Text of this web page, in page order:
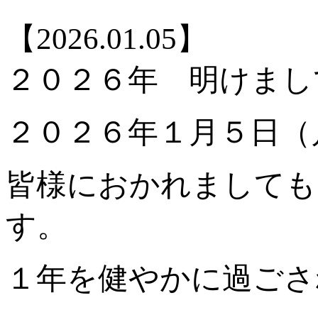
【2026.01.05】
２０２６年 明けま
２０２６年１月５日
皆様におかれまして
す。
１年を健やかに過ご